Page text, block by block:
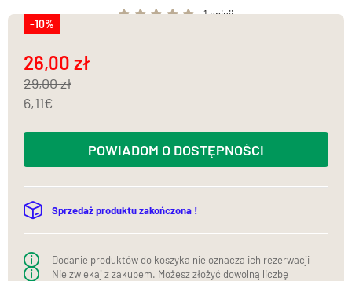
1 opinii
-10%
26,00
29,00
6,11
POWIADOM O DOSTĘPNOŚCI
Sprzedaż produktu zakończona !
Dodanie produktów do koszyka nie oznacza ich rezerwacji
Nie zwlekaj z zakupem. Możesz złożyć dowolną liczbę